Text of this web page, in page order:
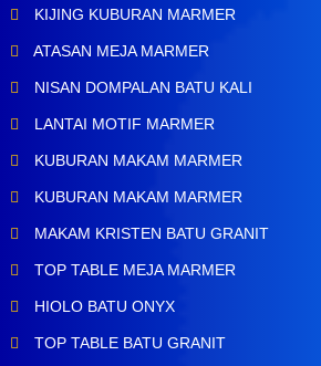
KIJING KUBURAN MARMER
ATASAN MEJA MARMER
NISAN DOMPALAN BATU KALI
LANTAI MOTIF MARMER
KUBURAN MAKAM MARMER
KUBURAN MAKAM MARMER
MAKAM KRISTEN BATU GRANIT
TOP TABLE MEJA MARMER
HIOLO BATU ONYX
TOP TABLE BATU GRANIT